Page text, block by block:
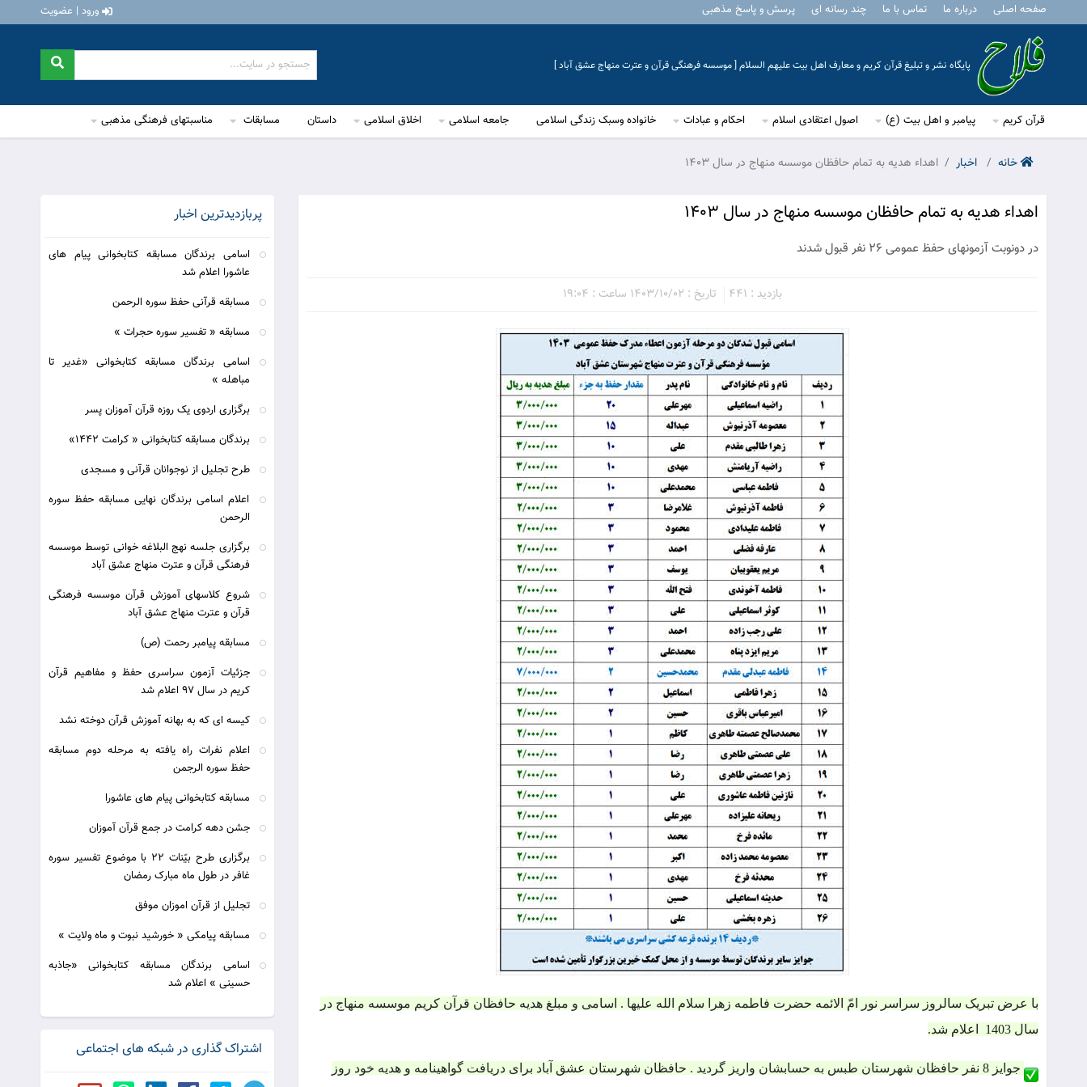
صفحه اصلی درباره ما تماس با ما چند رسانه ای پرسش و پاسخ مذهبی ورود | عضویت
پایگاه نشر و تبلیغ قرآن کریم و معارف اهل بیت علیهم السلام [ موسسه فرهنگی قرآن و عترت منهاج عشق آباد ]
قرآن کریم پیامبر و اهل بیت (ع) اصول اعتقادی اسلام احکام و عبادات خانواده وسبک زندگی اسلامی جامعه اسلامی اخلاق اسلامی داستان مسابقات مناسبتهای فرهنگی مذهبی
خانه اخبار اهداء هدیه به تمام حافظان موسسه منهاج در سال 1403
اهداء هدیه به تمام حافظان موسسه منهاج در سال 1403
در دونوبت آزمونهای حفظ عمومی 26 نفر قبول شدند
بازدید : 441 تاریخ : 1403/10/02 ساعت : 19:04
با عرض تبریک سالروز سراسر نور امّ الائمه حضرت فاطمه زهرا سلام الله علیها . اسامی و مبلغ هدیه حافظان قرآن کریم موسسه منهاج در
سال 1403 اعلام شد.
جوایز 8 نفر حافظان شهرستان طبس به حسابشان واریز گردید . حافظان شهرستان عشق آباد برای دریافت گواهینامه و هدیه خود روز
پربازدیدترین اخبار
اسامی برندگان مسابقه کتابخوانی پیام های
عاشورا اعلام شد
مسابقه قرآنی حفظ سوره الرحمن
مسابقه « تفسیر سوره حجرات »
اسامی برندگان مسابقه کتابخوانی «غدیر تا
مباهله »
برگزاری اردوی یک روزه قرآن آموزان پسر
برندگان مسابقه کتابخوانی « کرامت 1442»
طرح تجلیل از نوجوانان قرآنی و مسجدی
اعلام اسامی برندگان نهایی مسابقه حفظ سوره
الرحمن
برگزاری جلسه نهج البلاغه خوانی توسط موسسه
فرهنگی قرآن و عترت منهاج عشق آباد
شروع کلاسهای آموزش قرآن موسسه فرهنگی
قرآن و عترت منهاج عشق آباد
مسابقه پیامبر رحمت (ص)
جزئیات آزمون سراسری حفظ و مفاهیم قرآن
کریم در سال 97 اعلام شد
کیسه ای که به بهانه آموزش قرآن دوخته نشد
اعلام نفرات راه یافته به مرحله دوم مسابقه
حفظ سوره الرجمن
مسابقه کتابخوانی پیام های عاشورا
جشن دهه کرامت در جمع قرآن آموزان
برگزاری طرح بیّنات 22 با موضوع تفسیر سوره
غافر در طول ماه مبارک رمضان
تجلیل از قرآن اموزان موفق
مسابقه پیامکی « خورشید نبوت و ماه ولایت »
اسامی برندگان مسابقه کتابخوانی «جاذبه
حسینی » اعلام شد
اشتراک گذاری در شبکه های اجتماعی